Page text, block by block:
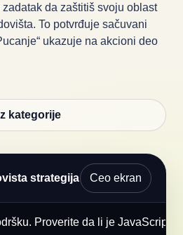
da zaštitiš svoju oblast
To potvrđuje sačuvani
ukazuje na akcioni deo
kategorije
strategija Ceo ekran
Proverite da li je JavaScript